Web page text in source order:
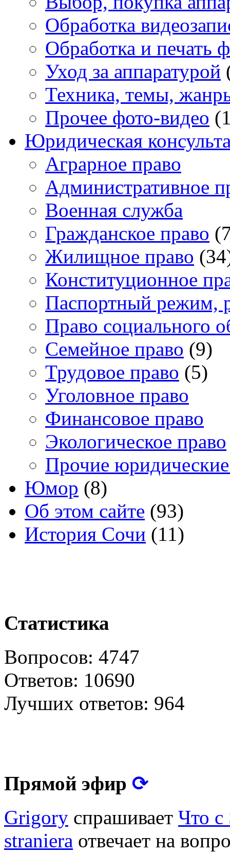
Обработка
Обработка и печать
Уход за аппаратурой
Техника, темы,
Прочее фото-видео
Юридическая
Аграрное право
Административное
Военная служба
Гражданское право
Жилищное право
Конституционное
Паспортный режим,
Право социального
Семейное право (9)
Трудовое право (5)
Уголовное право
Финансовое право
Экологическое право
Прочие
Юмор (8)
Об этом сайте (93)
История Сочи (11)
Статистика
Вопросов: 4747
Ответов: 10690
Лучших ответов: 964
Прямой эфир ⟳
Grigory спрашивает Что с
straniera отвечает на